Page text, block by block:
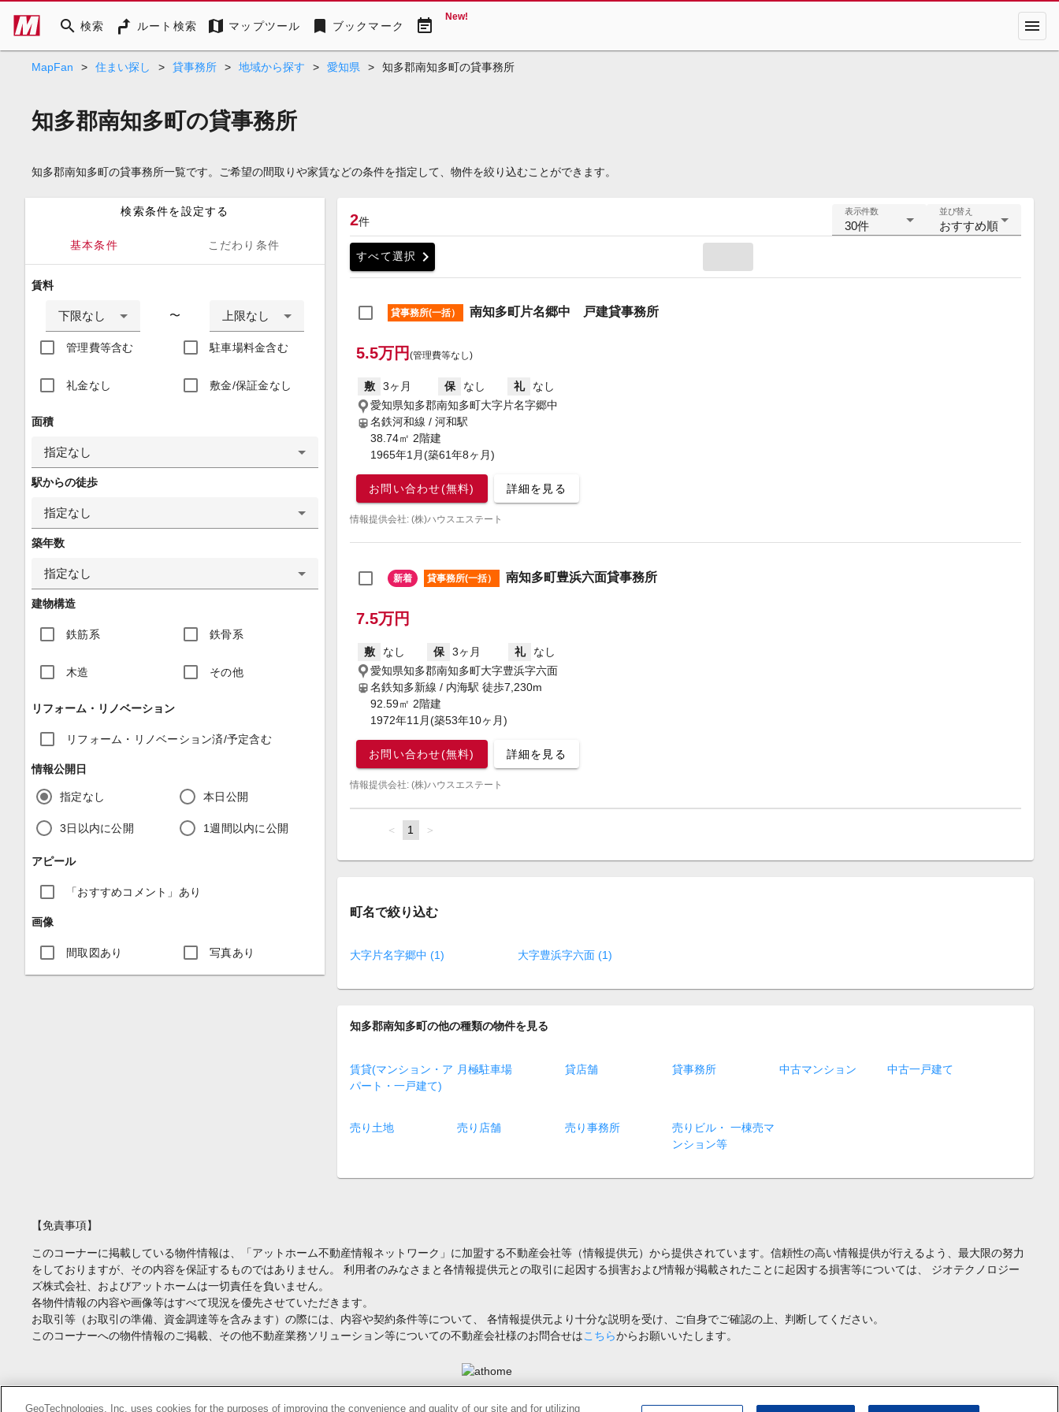
search 検索 ルート検索 map マップツール bookmark ブックマーク event_note New! menu
MapFan > 住まい探し > 貸事務所 > 地域から探す > 愛知県 > 知多郡南知多町の貸事務所
知多郡南知多町の貸事務所
知多郡南知多町の貸事務所一覧です。ご希望の間取りや家賃などの条件を指定して、物件を絞り込むことができます。
検索条件を設定する
基本条件 こだわり条件
賃料
下限なし 〜 上限なし
管理費等含む 駐車場料金含む
礼金なし 敷金/保証金なし
面積
指定なし
駅からの徒歩
指定なし
築年数
指定なし
建物構造
鉄筋系 鉄骨系
木造 その他
リフォーム・リノベーション
リフォーム・リノベーション済/予定含む
情報公開日
指定なし 本日公開
3日以内に公開 1週間以内に公開
アピール
「おすすめコメント」あり
画像
間取図あり 写真あり
2件
表示件数
30件
並び替え
おすすめ順
すべて選択 chevron_right
貸事務所(一括） 南知多町片名郷中 戸建貸事務所
5.5万円 (管理費等なし)
敷 3ヶ月 保 なし 礼
なし
愛知県知多郡南知多町大字片名字郷中
名鉄河和線 / 河和駅
38.74㎡ 2階建
1965年1月(築61年8ヶ月)
お問い合わせ(無料) 詳細を見る
情報提供会社: (株)ハウスエステート
新着 貸事務所(一括） 南知多町豊浜六面貸事務所
7.5万円
敷 なし 保 3ヶ月 礼
なし
愛知県知多郡南知多町大字豊浜字六面
名鉄知多新線 / 内海駅 徒歩7,230m
92.59㎡ 2階建
1972年11月(築53年10ヶ月)
お問い合わせ(無料) 詳細を見る
情報提供会社: (株)ハウスエステート
page
You're
page
1 page
町名で絞り込む
大字片名字郷中 (1) 大字豊浜字六面 (1)
知多郡南知多町の他の種類の物件を見る
賃貸(マンション・ア
パート・一戸建て)
月極駐車場 貸店舗 貸事務所 中古マンション 中古一戸建て
売り土地 売り店舗 売り事務所
売りビル・ 一棟売マ
ンション等
【免責事項】
このコーナーに掲載している物件情報は、「アットホーム不動産情報ネットワーク」に加盟する不動産会社等（情報提供元）から提供されています。信頼性の高い情報提供が行えるよう、最大限の努力
をしておりますが、その内容を保証するものではありません。 利用者のみなさまと各情報提供元との取引に起因する損害および情報が掲載されたことに起因する損害等については、 ジオテクノロジー
ズ株式会社、およびアットホームは一切責任を負いません。
各物件情報の内容や画像等はすべて現況を優先させていただきます。
お取引等（お取引の準備、資金調達等を含みます）の際には、内容や契約条件等について、 各情報提供元より十分な説明を受け、ご自身でご確認の上、判断してください。
このコーナーへの物件情報のご掲載、その他不動産業務ソリューション等についての不動産会社様のお問合せはこちらからお願いいたします。
Copyright(c) At Home Co.,Ltd. このサイトに掲載している情報の無断転載を禁止します。著作権はアットホーム（株）またはその情報提供者に帰属します。
GeoTechnologies, Inc. uses cookies for the purposes of improving the convenience and quality of our site and for utilizing